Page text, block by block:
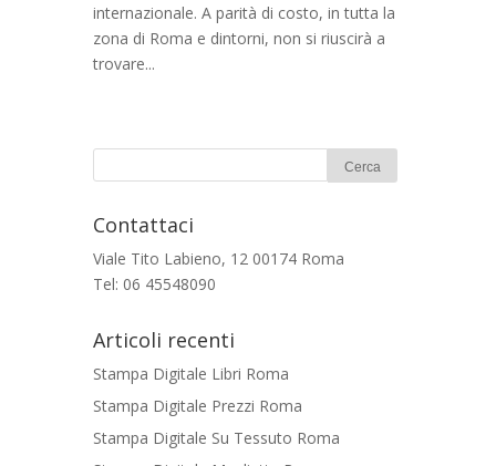
internazionale. A parità di costo, in tutta la
zona di Roma e dintorni, non si riuscirà a
trovare...
Contattaci
Viale Tito Labieno, 12 00174 Roma
Tel: 06 45548090
Articoli recenti
Stampa Digitale Libri Roma
Stampa Digitale Prezzi Roma
Stampa Digitale Su Tessuto Roma